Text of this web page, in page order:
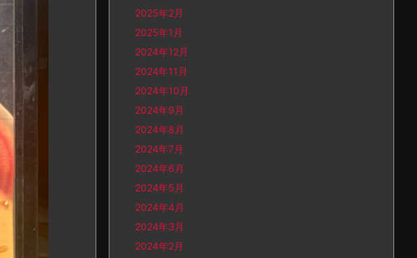
2025年2月
2025年1月
2024年12月
2024年11月
2024年10月
2024年9月
2024年8月
2024年7月
2024年6月
2024年5月
2024年4月
2024年3月
2024年2月